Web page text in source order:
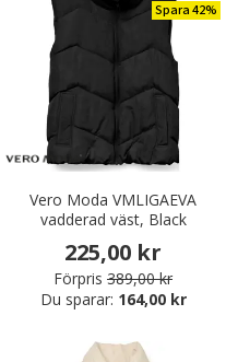
Spara 42%
Vero Moda VMLIGAEVA
vadderad väst, Black
225,00 kr
Förpris 389,00 kr
Du sparar: 164,00 kr